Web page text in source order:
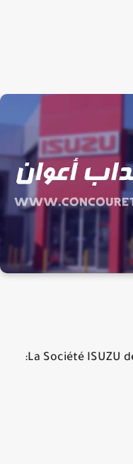
La Société